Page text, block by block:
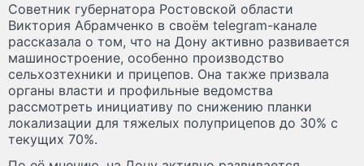
Советник губернатора Ростовской области
Виктория Абрамченко в своём telegram-канале
рассказала о том, что на Дону активно развивается
машиностроение, особенно производство
сельхозтехники и прицепов. Она также призвала
органы власти и профильные ведомства
рассмотреть инициативу по снижению планки
локализации для тяжелых полуприцепов до 30% с
текущих 70%.